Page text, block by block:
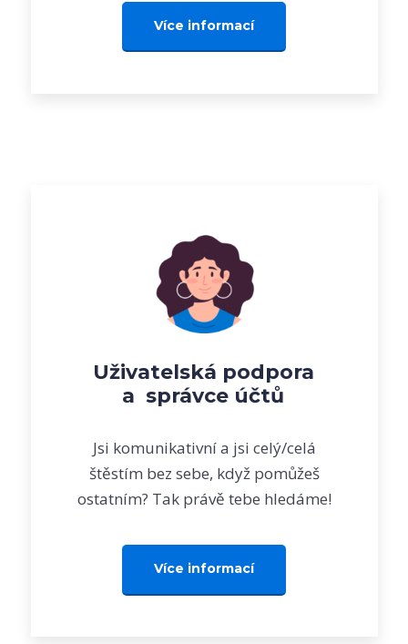
Více informací
Uživatelská podpora
a správce účtů
Jsi komunikativní a jsi celý/celá
štěstím bez sebe, když pomůžeš
ostatním? Tak právě tebe hledáme!
Více informací